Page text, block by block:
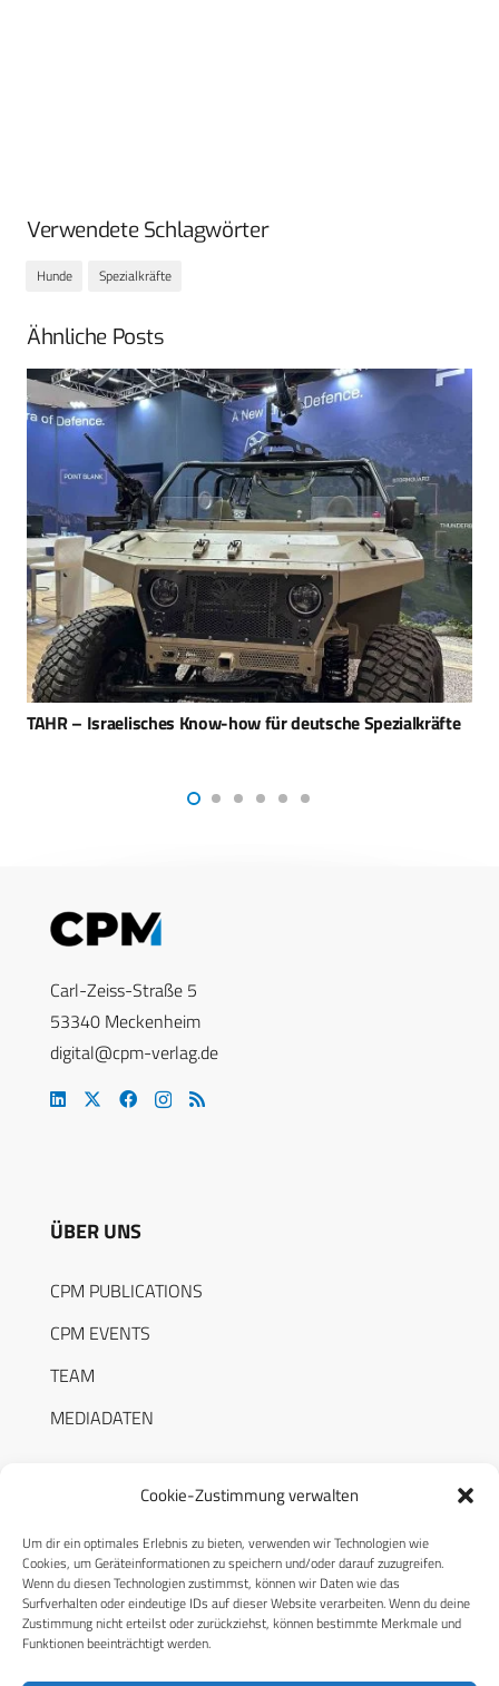
Cookie-Zustimmung verwalten
Um dir ein optimales Erlebnis zu bieten, verwenden wir Technologien wie
Cookies, um Geräteinformationen zu speichern und/oder darauf zuzugreifen.
Wenn du diesen Technologien zustimmst, können wir Daten wie das
Surfverhalten oder eindeutige IDs auf dieser Website verarbeiten. Wenn du deine
Zustimmung nicht erteilst oder zurückziehst, können bestimmte Merkmale und
Funktionen beeinträchtigt werden.
Verwendete Schlagwörter
Hunde Spezialkräfte
Ähnliche Posts
Eurosatory: Elektromotorrad für Spezialkräfte
Carl-Zeiss-Straße 5
53340 Meckenheim
digital@cpm-verlag.de
ÜBER UNS
CPM PUBLICATIONS
CPM EVENTS
TEAM
MEDIADATEN
RECHTLICHES
Datenschutzerklärung
Cookie-Richtlinie (EU)